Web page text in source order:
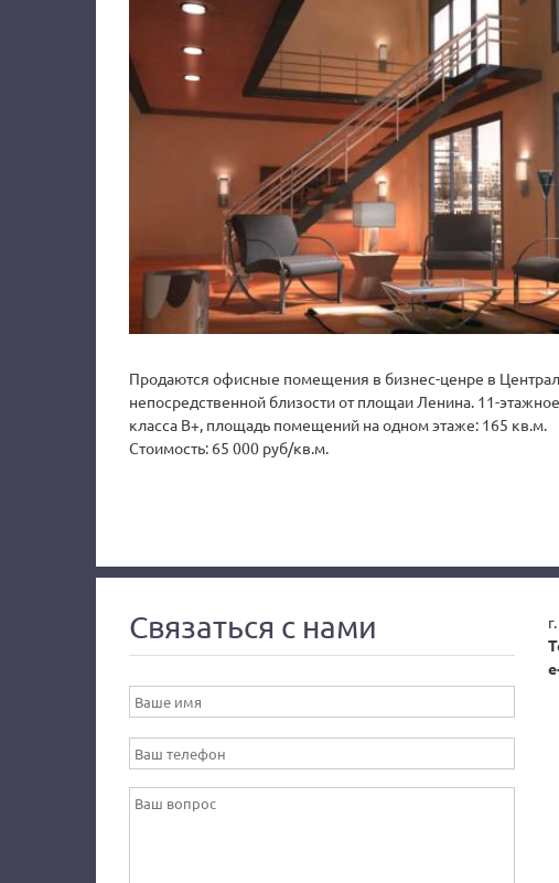
Продаются офисные помещения в бизнес-ценре в
непосредственной близости от площаи Ленина. 11-
класса В+, площадь помещений на одном этаже: 165 кв.м.
Стоимость: 65 000 руб/кв.м.
Связаться с нами